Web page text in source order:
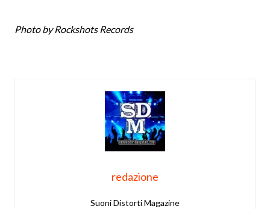
Photo by Rockshots Records
redazione
Suoni Distorti Magazine